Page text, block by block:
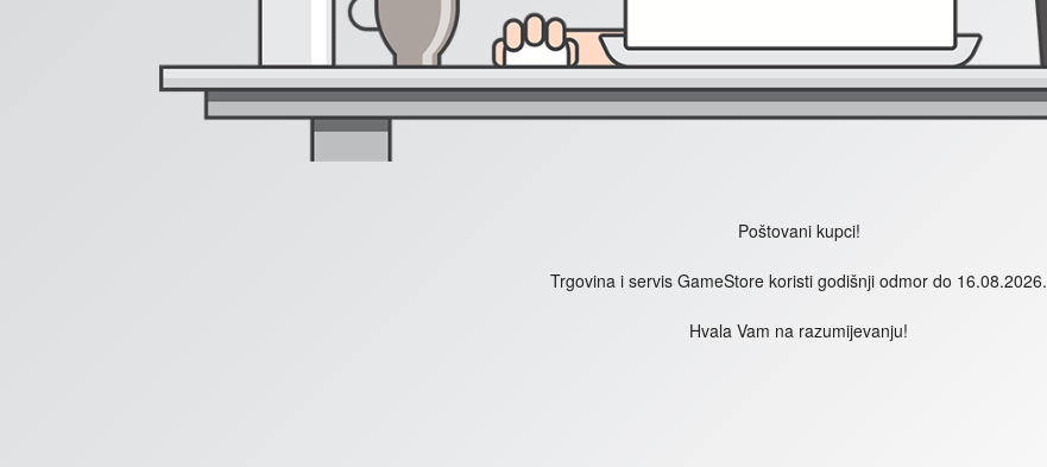
Poštovani kupci!
Trgovina i servis GameStore koristi godišnji odmor do 16.08.2026.
Hvala Vam na razumijevanju!